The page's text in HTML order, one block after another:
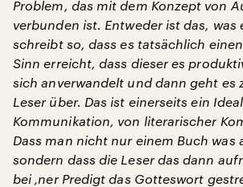
Problem, das mit dem Konzept von
verbunden ist. Entweder ist das, was
schreibt so, dass es tatsächlich
Sinn erreicht, dass dieser es
sich anverwandelt und dann geht es
Leser über. Das ist einerseits ein
Kommunikation, von literarischer
Dass man nicht nur einem Buch was
sondern dass die Leser das dann
bei ‚ner Predigt das Gotteswort